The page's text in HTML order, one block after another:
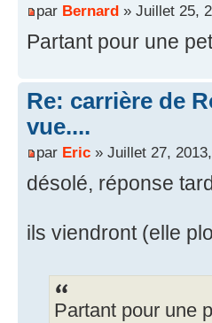
par Bernard » Juillet 25,
Partant pour une
Re: carrière de
vue....
par Eric » Juillet 27,
désolé, réponse
ils viendront (elle
Partant pour une